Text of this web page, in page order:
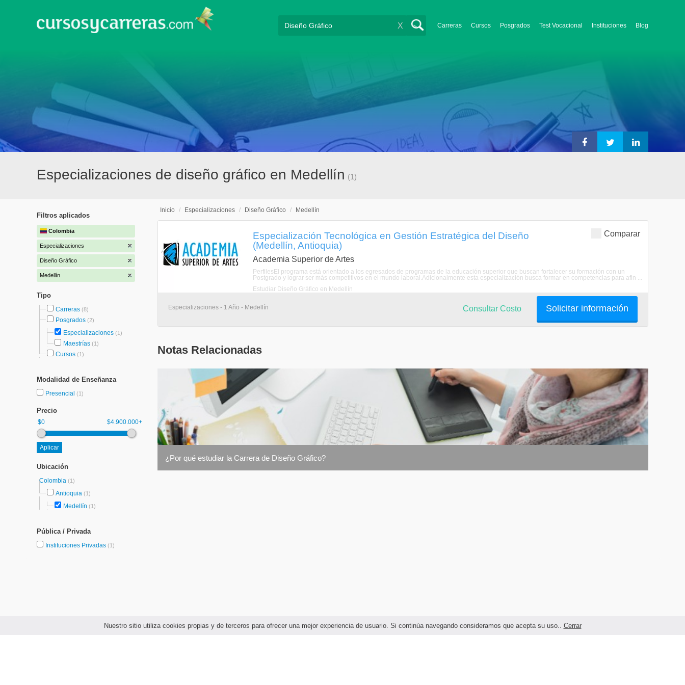
Nuestro sitio utiliza cookies propias y de terceros para ofrecer una mejor experiencia de usuario. Si continúa navegando consideramos que acepta su uso.. Cerrar
Carreras Cursos Posgrados Test Vocacional Instituciones Blog
X
Especializaciones de diseño gráfico en Medellín (1)
Filtros aplicados
Colombia
Especializaciones
Diseño Gráfico
Medellín
Tipo
Carreras (8)
Posgrados (2)
Especializaciones (1)
Maestrías (1)
Cursos (1)
Modalidad de Enseñanza
Presencial (1)
Precio
$0 $4.900.000+
Ubicación
Colombia (1)
Antioquia (1)
Medellín (1)
Pública / Privada
Instituciones Privadas (1)
Inicio / Especializaciones / Diseño Gráfico / Medellín
Comparar
Especialización Tecnológica en Gestión Estratégica del Diseño
(Medellín, Antioquia)
Academia Superior de Artes
PerfilesEl programa está orientado a los egresados de programas de la educación superior que buscan fortalecer su formación con un
Postgrado y lograr ser más competitivos en el mundo laboral.Adicionalmente esta especialización busca formar en competencias para afin ...
Estudiar Diseño Gráfico en Medellín
Especializaciones - 1 Año - Medellín Solicitar información
Consultar Costo
Notas Relacionadas
¿Por qué estudiar la Carrera de Diseño Gráfico?